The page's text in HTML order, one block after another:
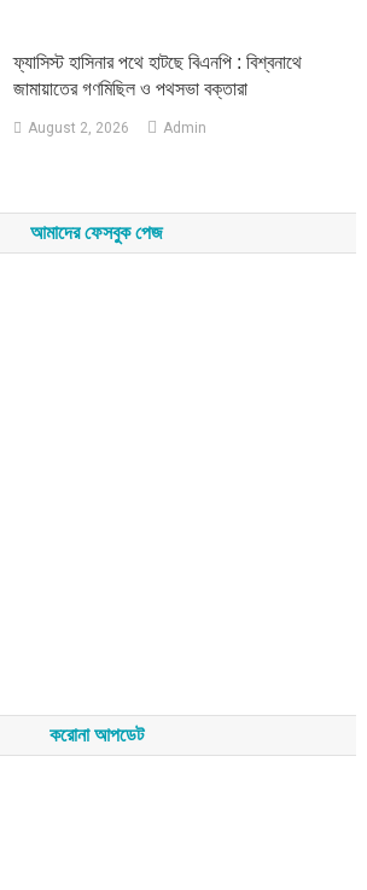
‎ফ্যাসিস্ট হাসিনার পথে হাটছে বিএনপি : বিশ্বনাথে
জামায়াতের গণমিছিল ও পথসভা বক্তারা
August 2, 2026 Admin
আমাদের ফেসবুক পেজ
করোনা আপডেট